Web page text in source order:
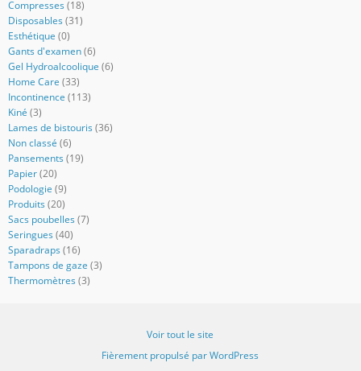
Compresses (18)
Disposables (31)
Esthétique (0)
Gants d'examen (6)
Gel Hydroalcoolique (6)
Home Care (33)
Incontinence (113)
Kiné (3)
Lames de bistouris (36)
Non classé (6)
Pansements (19)
Papier (20)
Podologie (9)
Produits (20)
Sacs poubelles (7)
Seringues (40)
Sparadraps (16)
Tampons de gaze (3)
Thermomètres (3)
Voir tout le site
Fièrement propulsé par WordPress